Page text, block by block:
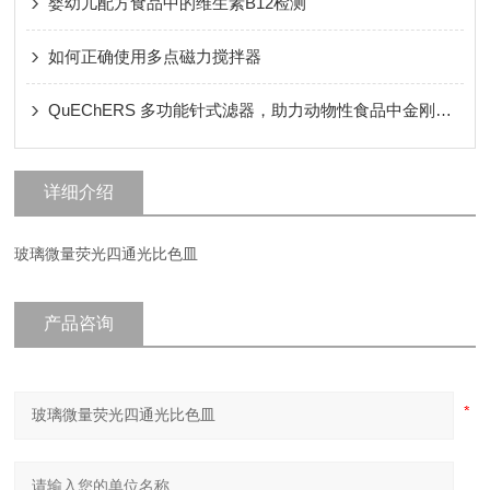
如何正确使用多点磁力搅拌器
QuEChERS 多功能针式滤器，助力动物性食品中金刚烷胺残留量的测定
详细介绍
玻璃微量荧光四通光比色皿
产品咨询